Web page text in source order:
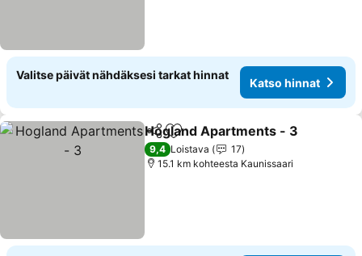
Valitse päivät nähdäksesi tarkat hinnat
Katso hinnat
Jaa Lisää suosikkeihin
Hogland Apartments - 3
9,4 Loistava
17
15.1 km kohteesta Kaunissaari